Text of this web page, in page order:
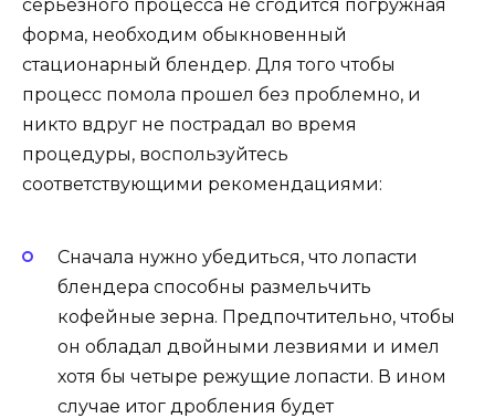
серьезного процесса не сгодится погружная
форма, необходим обыкновенный
стационарный блендер. Для того чтобы
процесс помола прошел без проблемно, и
никто вдруг не пострадал во время
процедуры, воспользуйтесь
соответствующими рекомендациями:
Сначала нужно убедиться, что лопасти
блендера способны размельчить
кофейные зерна. Предпочтительно, чтобы
он обладал двойными лезвиями и имел
хотя бы четыре режущие лопасти. В ином
случае итог дробления будет